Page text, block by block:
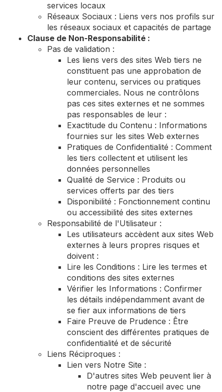
services locaux
Réseaux Sociaux : Liens vers nos profils sur
les réseaux sociaux et capacités de partage
Clause de Non-Responsabilité :
Pas de validation :
Les liens vers des sites Web tiers ne
constituent pas une approbation de
leur contenu, services ou pratiques
commerciales. Nous ne contrôlons
pas ces sites externes et ne sommes
pas responsables de leur :
Exactitude du Contenu : Informations
fournies sur les sites Web externes
Pratiques de Confidentialité : Comment
les tiers collectent et utilisent les
données personnelles
Qualité de Service : Produits ou
services offerts par des tiers
Disponibilité : Fonctionnement continu
ou accessibilité des sites externes
Responsabilité de l'Utilisateur :
Les utilisateurs accèdent aux sites Web
externes à leurs propres risques et
doivent :
Lire les Conditions : Lire les termes et
conditions des sites externes
Vérifier les Informations : Confirmer
les détails indépendamment avant de
se fier aux informations de tiers
Faire Preuve de Prudence : Être
conscient des différentes pratiques de
confidentialité et de sécurité
Liens Réciproques :
Lien vers Notre Site :
D'autres sites Web peuvent lier à
notre page d'accueil avec une